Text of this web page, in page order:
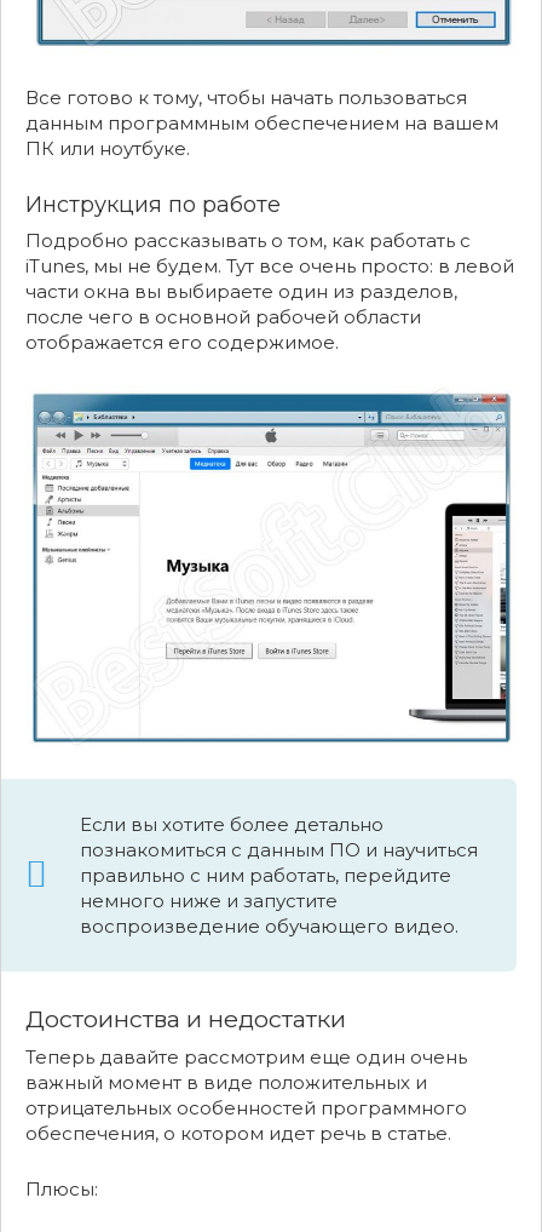
Все готово к тому, чтобы начать пользоваться
данным программным обеспечением на вашем
ПК или ноутбуке.
Инструкция по работе
Подробно рассказывать о том, как работать с
iTunes, мы не будем. Тут все очень просто: в левой
части окна вы выбираете один из разделов,
после чего в основной рабочей области
отображается его содержимое.
Если вы хотите более детально
познакомиться с данным ПО и научиться
правильно с ним работать, перейдите
немного ниже и запустите
воспроизведение обучающего видео.
Достоинства и недостатки
Теперь давайте рассмотрим еще один очень
важный момент в виде положительных и
отрицательных особенностей программного
обеспечения, о котором идет речь в статье.
Плюсы: